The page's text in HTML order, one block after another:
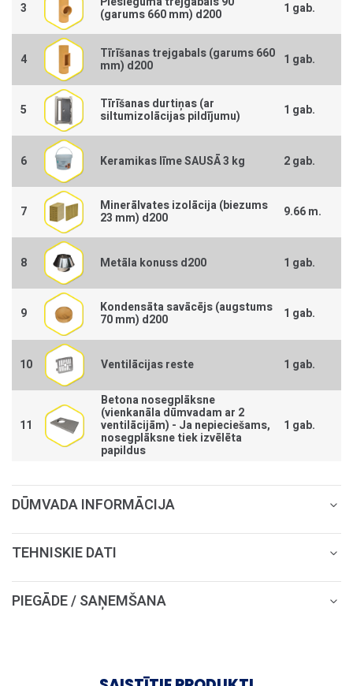
3 (garums 660 mm) d200 1 gab.
4 Tīrīšanas trejgabals (garums 660
mm) d200 1 gab.
5 Tīrīšanas durtiņas (ar
siltumizolācijas pildījumu) 1 gab.
6 Keramikas līme SAUSĀ 3 kg 2 gab.
7 Minerālvates izolācija (biezums
23 mm) d200 9.66 m.
8 Metāla konuss d200 1 gab.
9 Kondensāta savācējs (augstums
70 mm) d200 1 gab.
10 Ventilācijas reste 1 gab.
11
Betona nosegplāksne
(vienkanāla dūmvadam ar 2
ventilācijām) - Ja nepieciešams,
nosegplāksne tiek izvēlēta
papildus
1 gab.
DŪMVADA INFORMĀCIJA
TEHNISKIE DATI
PIEGĀDE / SAŅEMŠANA